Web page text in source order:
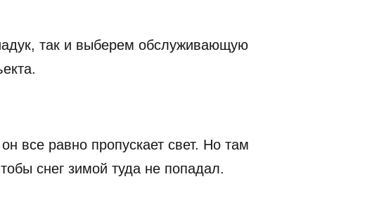
так и выберем обслуживающую
равно пропускает свет. Но там
снег зимой туда не попадал.